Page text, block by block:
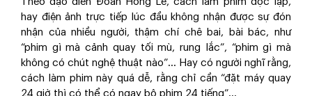
hay điện ảnh trực tiếp lúc đầu không nhận được sự đón
nhận của nhiều người, thậm chí chê bai, bài bác, như
“phim gì mà cảnh quay tối mù, rung lắc”, “phim gì mà
không có chút nghệ thuật nào”... Hay có người nghĩ rằng,
cách làm phim này quá dễ, rằng chỉ cần “đặt máy quay
24 giờ thì có thể có ngay bộ phim 24 tiếng”…